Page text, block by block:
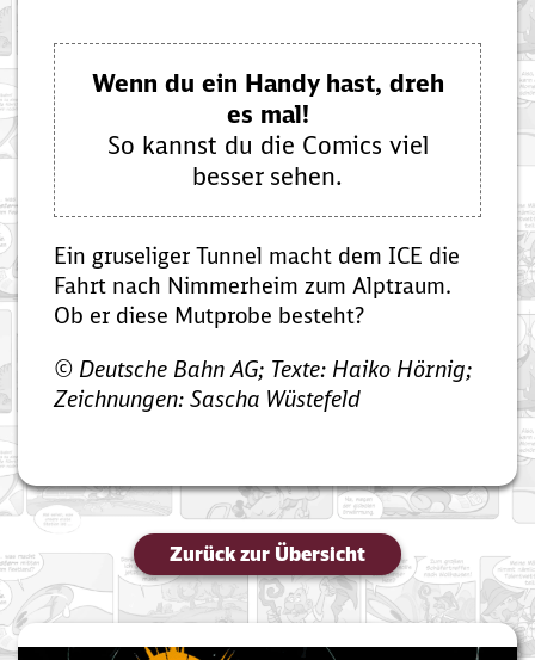
Wenn du ein Handy hast, dreh
es mal!
So kannst du die Comics viel
besser sehen.
Ein gruseliger Tunnel macht dem ICE die
Fahrt nach Nimmerheim zum Alptraum.
Ob er diese Mutprobe besteht?
© Deutsche Bahn AG; Texte: Haiko Hörnig;
Zeichnungen: Sascha Wüstefeld
Zurück zur Übersicht